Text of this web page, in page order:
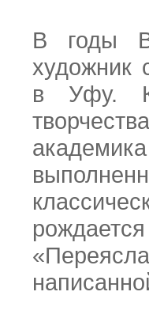
В годы
художник
в Уфу. К